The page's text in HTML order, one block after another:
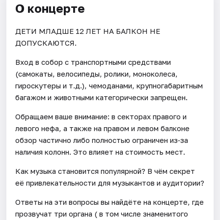
О концерте
ДЕТИ МЛАДШЕ 12 ЛЕТ НА БАЛКОН НЕ
ДОПУСКАЮТСЯ.
Вход в собор с транспортными средствами
(самокаты, велосипеды, ролики, моноколеса,
гироскутеры и т.д.), чемоданами, крупногабаритным
багажом и животными категорически запрещен.
Обращаем ваше внимание: в секторах правого и
левого нефа, а также на правом и левом балконе
обзор частично либо полностью ограничен из‑за
наличия колонн. Это влияет на стоимость мест.
Как музыка становится популярной? В чём секрет
её привлекательности для музыкантов и аудитории?
Ответы на эти вопросы вы найдёте на концерте, где
прозвучат три органа ( в том числе знаменитого